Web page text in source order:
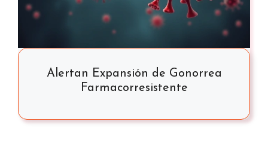
Alertan Expansión de Gonorrea
Farmacorresistente